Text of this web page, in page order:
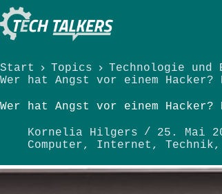
Zum
Inhalt
springen
Start Topics Technologie und
Wer hat Angst vor einem Hacker?
Wer hat Angst vor einem Hacker?
Kornelia Hilgers
25. Mai
Computer, Internet , Technik,